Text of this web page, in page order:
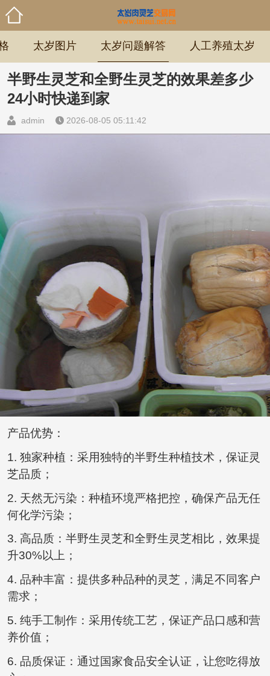
太岁图片 太岁问题解答 人工养殖太岁
半野生灵芝和全野生灵芝的效果差多少
24小时快递到家
admin 2026-08-05 05:11:42
产品优势：
1. 独家种植：采用独特的半野生种植技术，保证灵
芝品质；
2. 天然无污染：种植环境严格把控，确保产品无任
何化学污染；
3. 高品质：半野生灵芝和全野生灵芝相比，效果提
升30%以上；
4. 品种丰富：提供多种品种的灵芝，满足不同客户
需求；
5. 纯手工制作：采用传统工艺，保证产品口感和营
养价值；
6. 品质保证：通过国家食品安全认证，让您吃得放